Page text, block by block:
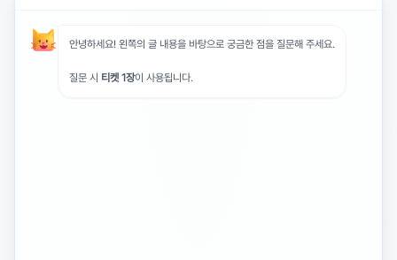
안녕하세요! 왼쪽의 글 내용을 바탕으로 궁금한 점을 질문해 주세요.
질문 시 티켓 1장이 사용됩니다.